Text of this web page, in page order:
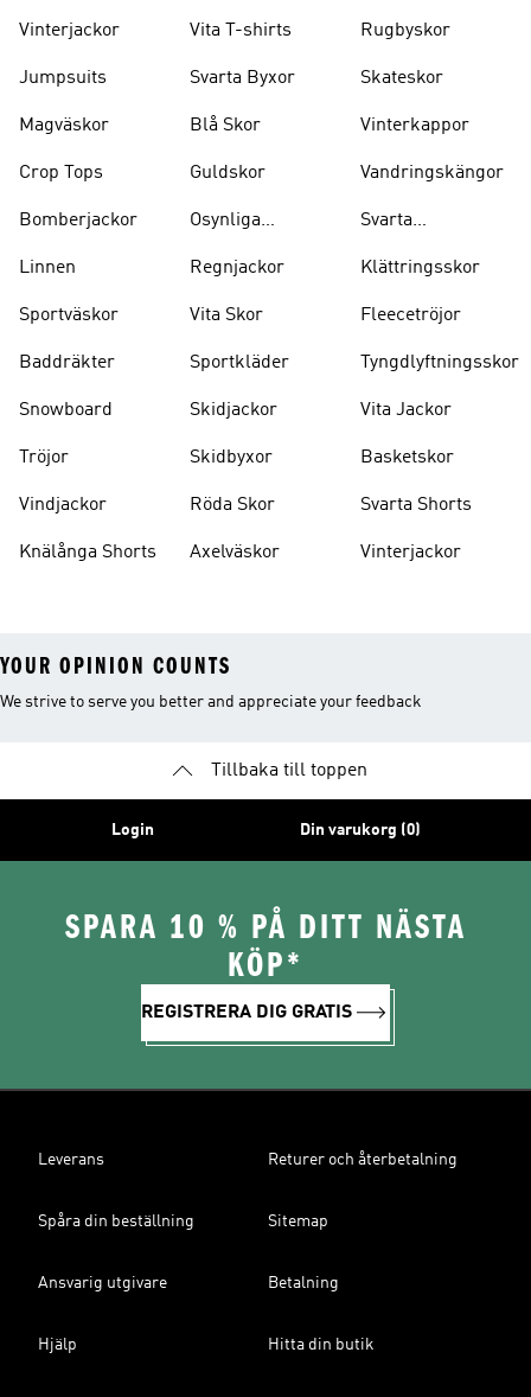
Vinterjackor
Jumpsuits
Magväskor
Crop Tops
Bomberjackor
Linnen
Sportväskor
Baddräkter
Snowboard
Tröjor
Vindjackor
Knälånga Shorts
Vita T-shirts
Svarta Byxor
Blå Skor
Guldskor
Osynliga
Regnjackor
Vita Skor
Sportkläder
Skidjackor
Skidbyxor
Röda Skor
Axelväskor
Rugbyskor
Skateskor
Vinterkappor
Vandringskängor
Svarta
Klättringsskor
Fleecetröjor
Tyngdlyftningsskor
Vita Jackor
Basketskor
Svarta Shorts
Vinterjackor
YOUR OPINION COUNTS
We strive to serve you better and appreciate your feedback
Tillbaka till toppen
Login Din varukorg (0)
SPARA 10 % PÅ DITT NÄSTA
KÖP*
REGISTRERA DIG GRATIS
Leverans Returer och återbetalning
Spåra din beställning Sitemap
Ansvarig utgivare Betalning
Hjälp Hitta din butik